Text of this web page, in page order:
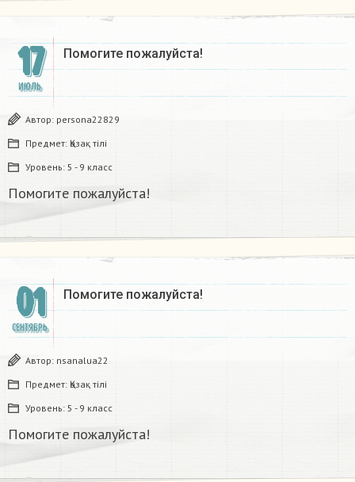
17
ИЮЛЬ
Помогите пожалуйста!
Автор: persona22829
Предмет: Қазақ тiлi
Уровень: 5 - 9 класс
Помогите пожалуйста!
01
СЕНТЯБРЬ
Помогите пожалуйста!
Автор: nsanalua22
Предмет: Қазақ тiлi
Уровень: 5 - 9 класс
Помогите пожалуйста!